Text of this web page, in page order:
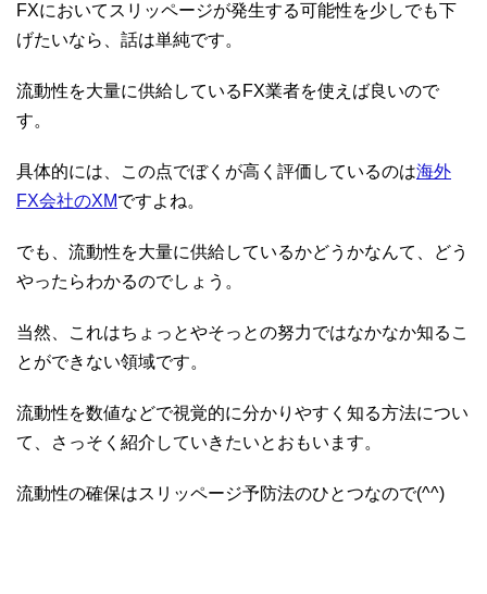
FXにおいてスリッページが発生する可能性を少しでも下
げたいなら、話は単純です。
流動性を大量に供給しているFX業者を使えば良いので
す。
具体的には、この点でぼくが高く評価しているのは海外
FX会社のXMですよね。
でも、流動性を大量に供給しているかどうかなんて、どう
やったらわかるのでしょう。
当然、これはちょっとやそっとの努力ではなかなか知るこ
とができない領域です。
流動性を数値などで視覚的に分かりやすく知る方法につい
て、さっそく紹介していきたいとおもいます。
流動性の確保はスリッページ予防法のひとつなので(^^)